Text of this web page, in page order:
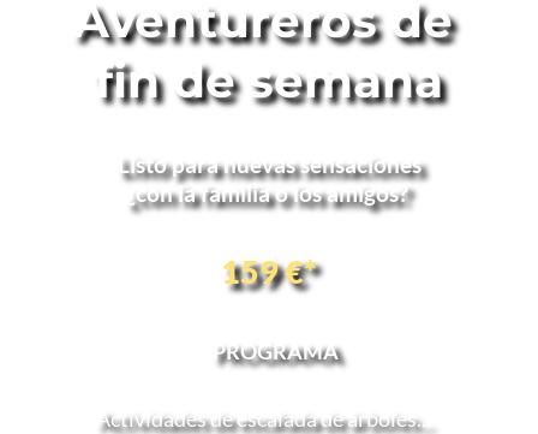
Aventureros de
fin de semana
Listo para nuevas sensaciones
¿con la familia o los amigos?
159 €*
PROGRAMA
Actividades de escalada de árboles...